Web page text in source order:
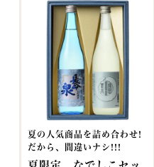
夏の人気商品を詰め合わせ!
だから、間違いナシ!!!